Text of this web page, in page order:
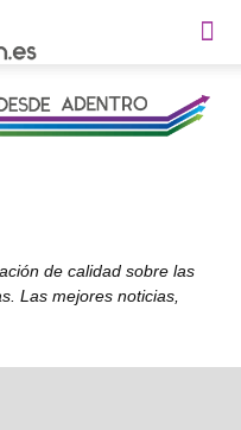
de calidad sobre las
Las mejores noticias,